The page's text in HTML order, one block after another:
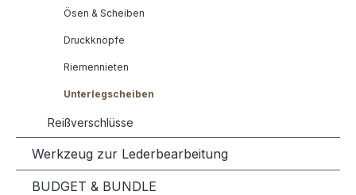
Ösen & Scheiben
Druckknöpfe
Riemennieten
Unterlegscheiben
Reißverschlüsse
Werkzeug zur Lederbearbeitung
BUDGET & BUNDLE